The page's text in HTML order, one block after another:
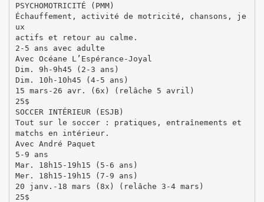
PSYCHOMOTRICITÉ (PMM)
Échauffement, activité de motricité, chansons, je
ux
actifs et retour au calme.
2-5 ans avec adulte
Avec Océane L’Espérance-Joyal
Dim. 9h-9h45 (2-3 ans)
Dim. 10h-10h45 (4-5 ans)
15 mars-26 avr. (6x) (relâche 5 avril)
25$
SOCCER INTÉRIEUR (ESJB)
Tout sur le soccer : pratiques, entraînements et
matchs en intérieur.
Avec André Paquet
5-9 ans
Mar. 18h15-19h15 (5-6 ans)
Mer. 18h15-19h15 (7-9 ans)
20 janv.-18 mars (8x) (relâche 3-4 mars)
25$